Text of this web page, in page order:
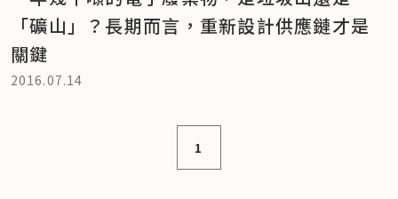
「礦山」？長期而言，重新設計供應鏈才是
關鍵
2016.07.14
1